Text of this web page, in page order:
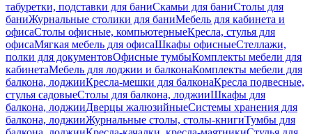
табуретки, подставки для баниСкамьи для баниСтолы для
баниЖурнальные столики для баниМебель для кабинета и
офисаСтолы офисные, компьютерныеКресла, стулья для
офисаМягкая мебель для офисаШкафы офисныеСтеллажи,
полки для документовОфисные тумбыКомплекты мебели для
кабинетаМебель для лоджии и балконаКомплекты мебели для
балкона, лоджииКресла-мешки для балконаКресла подвесные,
стулья садовыеСтолы для балкона, лоджииШкафы для
балкона, лоджииДверцы жалюзийныеСистемы хранения для
балкона, лоджииЖурнальные столы, столы-книгиТумбы для